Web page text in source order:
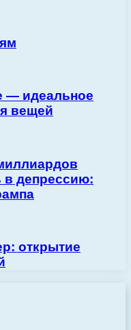
— идеальное
вещей
в депрессию:
открытие